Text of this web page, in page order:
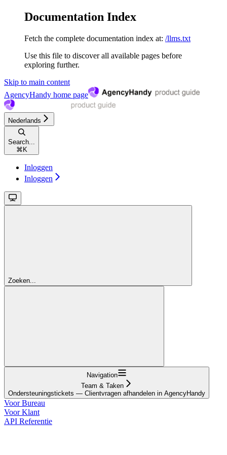
Documentation Index
Fetch the complete documentation index at: /llms.txt
Use this file to discover all available pages before
exploring further.
Skip to main content
AgencyHandy home page
Nederlands
Search...
⌘ K
Inloggen
Inloggen
Zoeken...
Navigation
Team & Taken
Ondersteuningstickets — Clientvragen afhandelen in AgencyHandy
Voor Bureau
Voor Klant
API Referentie